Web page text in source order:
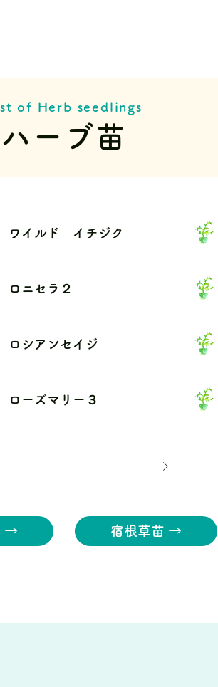
of Herb seedlings
ハーブ苗
ワイルド イチジク
ロニセラ２
ロシアンセイジ
ローズマリー３
→ 宿根草苗 →